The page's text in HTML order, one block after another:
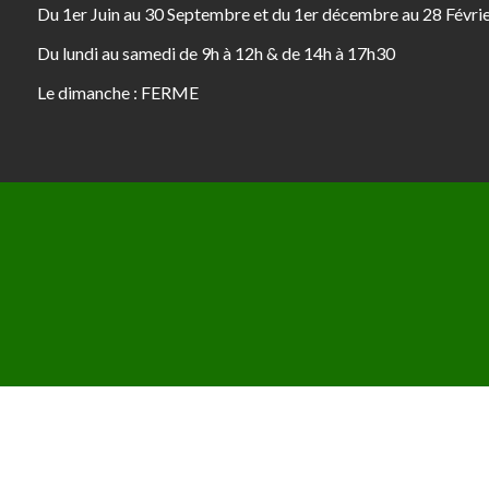
Du 1er Juin au 30 Septembre et du 1er décembre au 28
Du lundi au samedi de 9h à 12h & de 14h à 17h30
Le dimanche : FERME